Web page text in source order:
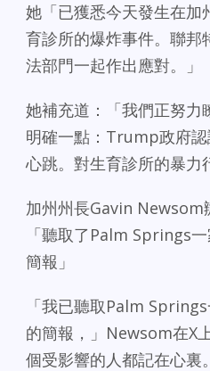
她「已獲悉今天發生在
育診所的爆炸事件。聯邦
法部門一起作出應對。」
她補充道：「我們正努力
明確一點：Trump政府
心跳。對生育診所的暴力
加州州長Gavin Newsom
「聽取了Palm Springs
簡報」
「我已聽取Palm
的簡報，」Newsom在X
個受影響的人都記在心裏